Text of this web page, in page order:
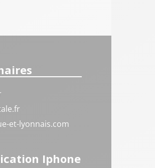
et-lyonnais.com
Iphone